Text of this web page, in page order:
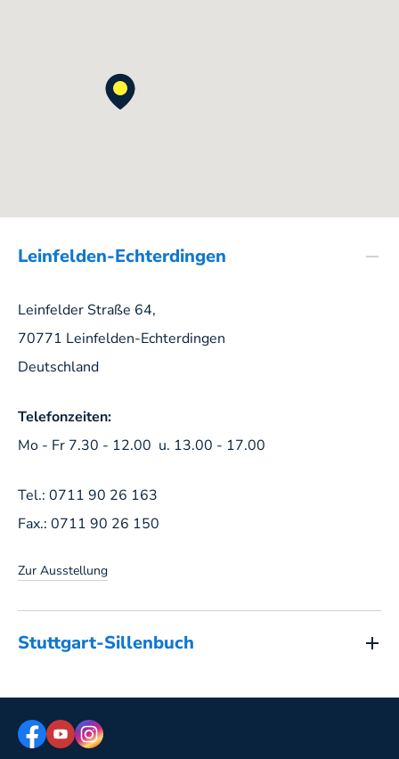
Leinfelden-Echterdingen
Leinfelder Straße 64,
70771 Leinfelden-Echterdingen
Deutschland
Telefonzeiten:
Mo - Fr 7.30 - 12.00 u. 13.00 - 17.00
Tel.: 0711 90 26 163
Fax.: 0711 90 26 150
Zur Ausstellung
Stuttgart-Sillenbuch
FacebookYoutubeInstagram